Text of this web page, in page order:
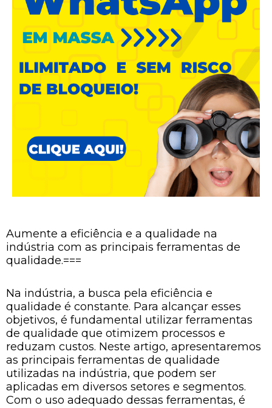
Aumente a eficiência e a qualidade na
indústria com as principais ferramentas de
qualidade.===
Na indústria, a busca pela eficiência e
qualidade é constante. Para alcançar esses
objetivos, é fundamental utilizar ferramentas
de qualidade que otimizem processos e
reduzam custos. Neste artigo, apresentaremos
as principais ferramentas de qualidade
utilizadas na indústria, que podem ser
aplicadas em diversos setores e segmentos.
Com o uso adequado dessas ferramentas, é